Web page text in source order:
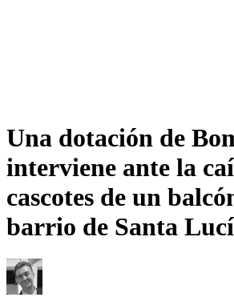
Una dotación de
interviene ante la
cascotes de un
barrio de Santa